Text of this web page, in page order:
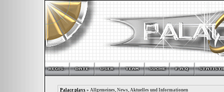
Palace plays » Allgemeines, News, Aktuelles und Informationen